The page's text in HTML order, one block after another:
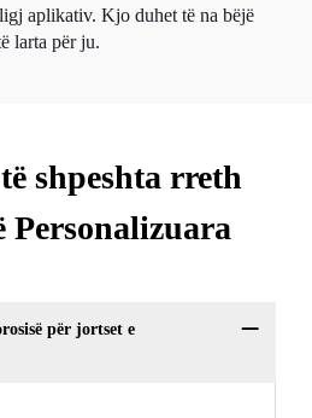
aplikativ. Kjo duhet të na bëjë
larta për ju.
shpeshta rreth
Personalizuara
për jortset e